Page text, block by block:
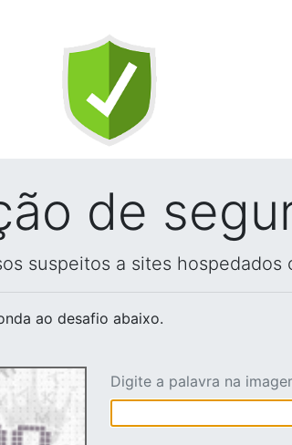
de
suspeitos a sites hospedados
ao desafio abaixo.
Digite a palavra na